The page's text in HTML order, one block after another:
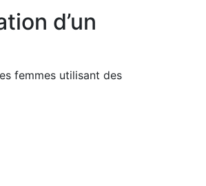
d’un
femmes utilisant des